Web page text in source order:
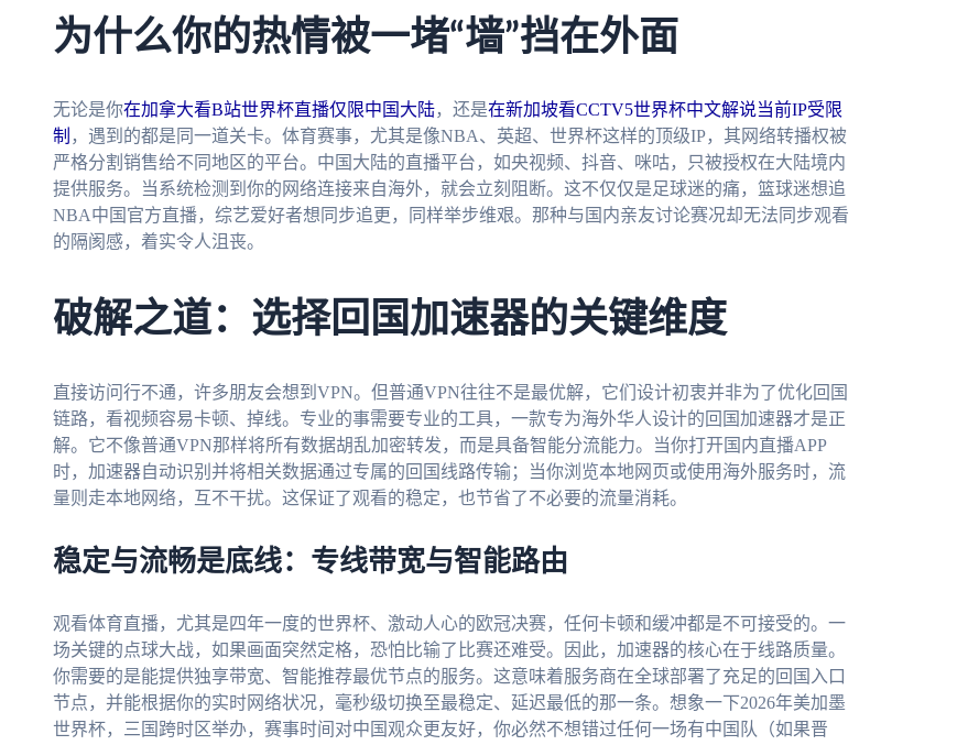
为什么你的热情被一堵“墙”挡在外面
无论是你在加拿大看B站世界杯直播仅限中国大陆，还是在新加坡看CCTV5世界杯中文解说当前IP受限
制 ，遇到的都是同一道关卡。体育赛事，尤其是像NBA、英超、世界杯这样的顶级IP，其网络转播权被
严格分割销售给不同地区的平台。中国大陆的直播平台，如央视频、抖音、咪咕，只被授权在大陆境内
提供服务。当系统检测到你的网络连接来自海外，就会立刻阻断。这不仅仅是足球迷的痛，篮球迷想追
NBA中国官方直播，综艺爱好者想同步追更，同样举步维艰。那种与国内亲友讨论赛况却无法同步观看
的隔阂感，着实令人沮丧。
破解之道：选择回国加速器的关键维度
直接访问行不通，许多朋友会想到VPN。但普通VPN往往不是最优解，它们设计初衷并非为了优化回国
链路，看视频容易卡顿、掉线。专业的事需要专业的工具，一款专为海外华人设计的回国加速器才是正
解。它不像普通VPN那样将所有数据胡乱加密转发，而是具备智能分流能力。当你打开国内直播APP
时，加速器自动识别并将相关数据通过专属的回国线路传输；当你浏览本地网页或使用海外服务时，流
量则走本地网络，互不干扰。这保证了观看的稳定，也节省了不必要的流量消耗。
稳定与流畅是底线：专线带宽与智能路由
观看体育直播，尤其是四年一度的世界杯、激动人心的欧冠决赛，任何卡顿和缓冲都是不可接受的。一
场关键的点球大战，如果画面突然定格，恐怕比输了比赛还难受。因此，加速器的核心在于线路质量。
你需要的是能提供独享带宽、智能推荐最优节点的服务。这意味着服务商在全球部署了充足的回国入口
节点，并能根据你的实时网络状况，毫秒级切换至最稳定、延迟最低的那一条。想象一下2026年美加墨
世界杯，三国跨时区举办，赛事时间对中国观众更友好，你必然不想错过任何一场有中国队（如果晋